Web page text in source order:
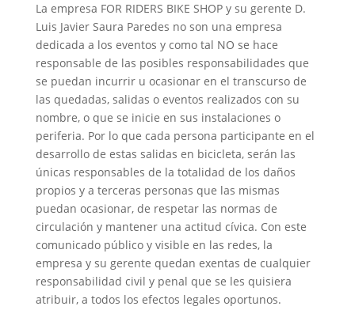
La empresa FOR RIDERS BIKE SHOP y su gerente D.
Luis Javier Saura Paredes no son una empresa
dedicada a los eventos y como tal NO se hace
responsable de las posibles responsabilidades que
se puedan incurrir u ocasionar en el transcurso de
las quedadas, salidas o eventos realizados con su
nombre, o que se inicie en sus instalaciones o
periferia. Por lo que cada persona participante en el
desarrollo de estas salidas en bicicleta, serán las
únicas responsables de la totalidad de los daños
propios y a terceras personas que las mismas
puedan ocasionar, de respetar las normas de
circulación y mantener una actitud cívica. Con este
comunicado público y visible en las redes, la
empresa y su gerente quedan exentas de cualquier
responsabilidad civil y penal que se les quisiera
atribuir, a todos los efectos legales oportunos.